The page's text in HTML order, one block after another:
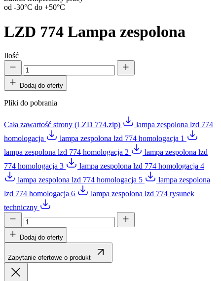
od -30°C do +50°C
LZD 774 Lampa zespolona
Ilość
Dodaj do oferty
Pliki do pobrania
Cała zawartość strony (LZD 774.zip)
lampa zespolona lzd 774
homologacja
lampa zespolona lzd 774 homologacja 1
lampa zespolona lzd 774 homologacja 2
lampa zespolona lzd
774 homologacja 3
lampa zespolona lzd 774 homologacja 4
lampa zespolona lzd 774 homologacja 5
lampa zespolona
lzd 774 homologacja 6
lampa zespolona lzd 774 rysunek
techniczny
Dodaj do oferty
Zapytanie ofertowe o produkt